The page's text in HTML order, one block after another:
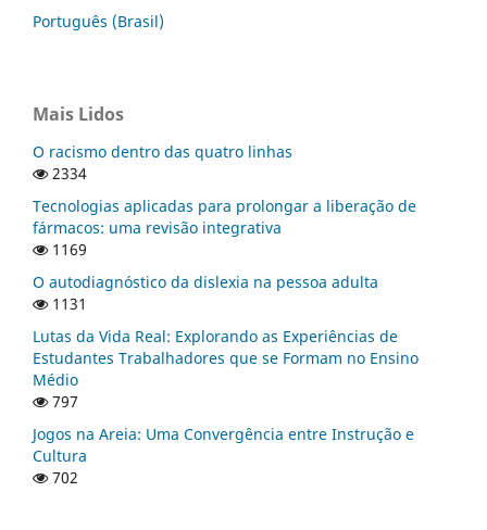
Português (Brasil)
Mais Lidos
O racismo dentro das quatro linhas
2334
Tecnologias aplicadas para prolongar a liberação de
fármacos: uma revisão integrativa
1169
O autodiagnóstico da dislexia na pessoa adulta
1131
Lutas da Vida Real: Explorando as Experiências de
Estudantes Trabalhadores que se Formam no Ensino
Médio
797
Jogos na Areia: Uma Convergência entre Instrução e
Cultura
702